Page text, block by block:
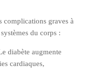
complications graves à
du corps :
diabète augmente
cardiaques,